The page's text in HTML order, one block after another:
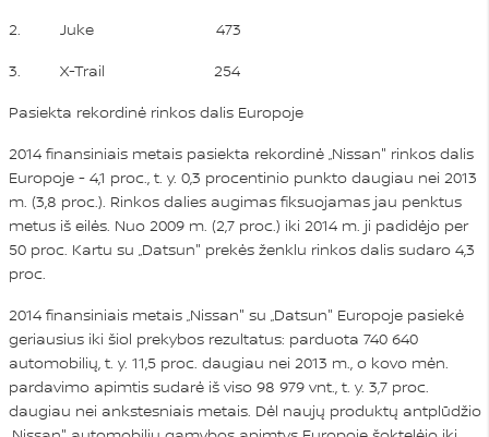
2. Juke 473
3. X-Trail 254
Pasiekta rekordinė rinkos dalis Europoje
2014 finansiniais metais pasiekta rekordinė „Nissan" rinkos dalis
Europoje - 4,1 proc., t. y. 0,3 procentinio punkto daugiau nei 2013
m. (3,8 proc.). Rinkos dalies augimas fiksuojamas jau penktus
metus iš eilės. Nuo 2009 m. (2,7 proc.) iki 2014 m. ji padidėjo per
50 proc. Kartu su „Datsun" prekės ženklu rinkos dalis sudaro 4,3
proc.
2014 finansiniais metais „Nissan" su „Datsun" Europoje pasiekė
geriausius iki šiol prekybos rezultatus: parduota 740 640
automobilių, t. y. 11,5 proc. daugiau nei 2013 m., o kovo mėn.
pardavimo apimtis sudarė iš viso 98 979 vnt., t. y. 3,7 proc.
daugiau nei ankstesniais metais. Dėl naujų produktų antplūdžio